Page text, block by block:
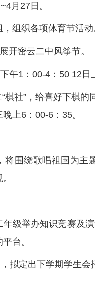
月27日。
组织各项体育节活动
开密云二中风筝节。
午1：00-4：50 12日
棋社”，给喜好下棋
上6：00-6：35。
将围绕歌唱祖国为主
年级举办知识竞赛及
台。
拟定出下学期学生会